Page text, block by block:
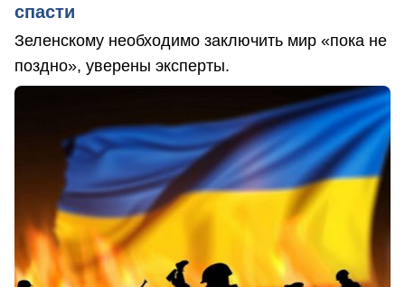
спасти
Зеленскому необходимо заключить мир «пока не
поздно», уверены эксперты.